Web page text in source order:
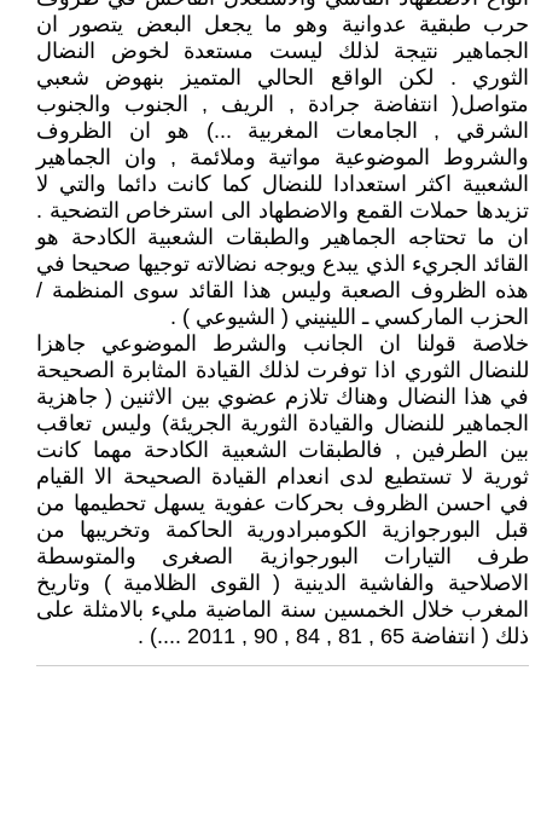
حرب طبقية عدوانية وهو ما يجعل البعض يتصور ان
الجماهير نتيجة لذلك ليست مستعدة لخوض النضال
الثوري . لكن الواقع الحالي المتميز بنهوض شعبي
متواصل( انتفاضة جرادة , الريف , الجنوب والجنوب
الشرقي , الجامعات المغربية ...) هو ان الظروف
والشروط الموضوعية مواتية وملائمة , وان الجماهير
الشعبية اكثر استعدادا للنضال كما كانت دائما والتي لا
تزيدها حملات القمع والاضطهاد الى استرخاص التضحية .
ان ما تحتاجه الجماهير والطبقات الشعبية الكادحة هو
القائد الجريء الذي يبدع ويوجه نضالاته توجيها صحيحا في
هذه الظروف الصعبة وليس هذا القائد سوى المنظمة /
الحزب الماركسي ـ اللينيني ( الشيوعي ) .
خلاصة قولنا ان الجانب والشرط الموضوعي جاهزا
للنضال الثوري اذا توفرت لذلك القيادة المثابرة الصحيحة
في هذا النضال وهناك تلازم عضوي بين الاثنين ( جاهزية
الجماهير للنضال والقيادة الثورية الجريئة) وليس تعاقب
بين الطرفين , فالطبقات الشعبية الكادحة مهما كانت
ثورية لا تستطيع لدى انعدام القيادة الصحيحة الا القيام
في احسن الظروف بحركات عفوية يسهل تحطيمها من
قبل البورجوازية الكومبرادورية الحاكمة وتخريبها من
طرف التيارات البورجوازية الصغرى والمتوسطة
الاصلاحية والفاشية الدينية ( القوى الظلامية ) وتاريخ
المغرب خلال الخمسين سنة الماضية مليء بالامثلة على
ذلك ( انتفاضة 65 , 81 , 84 , 90 , 2011 ....) .